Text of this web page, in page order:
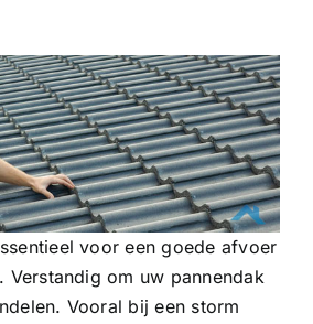
voor een goede afvoer
Verstandig om uw pannendak
Vooral bij een storm